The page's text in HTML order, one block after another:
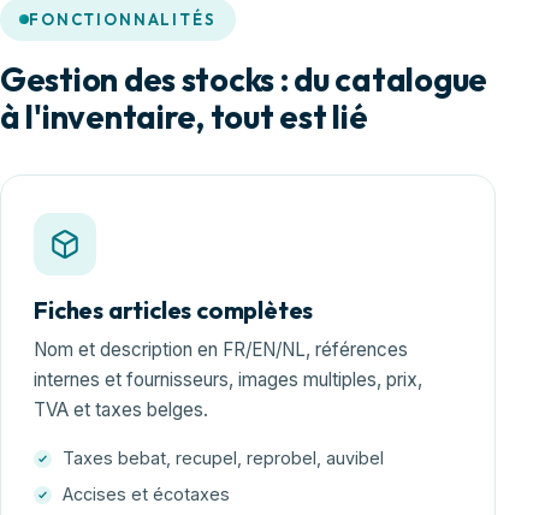
FONCTIONNALITÉS
Gestion des stocks : du catalogue
à l'inventaire, tout est lié
Fiches articles complètes
Nom et description en FR/EN/NL, références
internes et fournisseurs, images multiples, prix,
TVA et taxes belges.
Taxes bebat, recupel, reprobel, auvibel
Accises et écotaxes